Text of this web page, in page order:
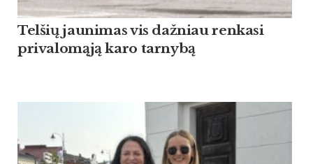
Tel­šių jau­ni­mas vis daž­niau ren­ka­si
pri­va­lomąją ka­ro tar­nybą